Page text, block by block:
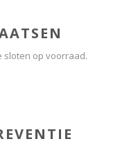
sloten op voorraad.